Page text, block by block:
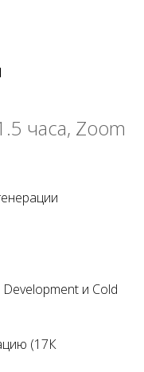
часа, Zoom
и Cold
(17К